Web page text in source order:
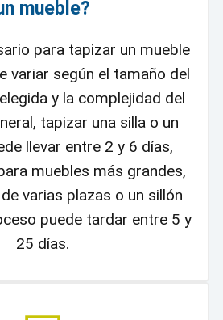
mueble?
para tapizar un mueble
variar según el tamaño del
y la complejidad del
tapizar una silla o un
llevar entre 2 y 6 días,
muebles más grandes,
varias plazas o un sillón
puede tardar entre 5 y
25 días.